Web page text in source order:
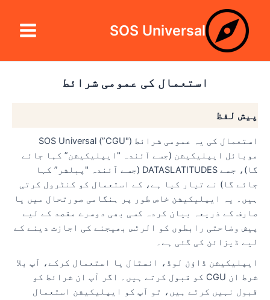
جائیں۔
SOS Universal
Menu
استعمال کی عمومی شرائط
پیش لفظ
استعمال کی یہ عمومی شرائط ("CGU”) SOS Universal
موبائل ایپلیکیشن (جسے آئندہ "ایپلیکیشن” کہا جائے
گا)، جسے DATASLATITUDES (جسے آئندہ "پبلشر” کہا
جائے گا) نے تیار کیا ہے، کے استعمال کو کنٹرول کرتی
ہیں۔ یہ ایپلیکیشن خاص طور پر ہنگامی صورتحال میں یا
صارف کے ذریعہ بیان کردہ کسی بھی دوسرے مقصد کے لیے
پیش وضاحتی رابطوں کو الرٹس بھیجنے کی اجازت دینے کے
لیے ڈیزائن کی گئی ہے۔
ایپلیکیشن ڈاؤن لوڈ، انسٹال یا استعمال کرکے، آپ بلا
شرط ان CGU کو قبول کرتے ہیں۔ اگر آپ ان شرائط کو
قبول نہیں کرتے ہیں، تو آپ کو ایپلیکیشن استعمال